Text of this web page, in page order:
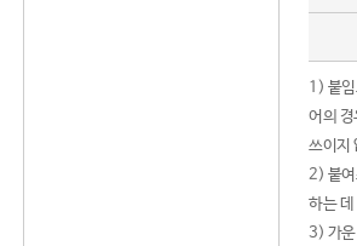
1) 붙
어의
쓰이지
2) 붙여
하는
3) 가운